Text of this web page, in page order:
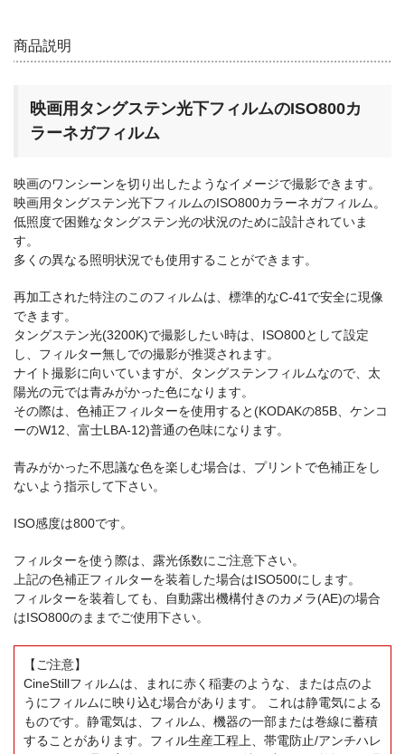
English introduction
b
o
商品説明
映画用タングステン光下フィルムのISO800カ
ラーネガフィルム
映画のワンシーンを切り出したようなイメージで撮影できます。
映画用タングステン光下フィルムのISO800カラーネガフィルム。
低照度で困難なタングステン光の状況のために設計されていま
す。
多くの異なる照明状況でも使用することができます。
再加工された特注のこのフィルムは、標準的なC-41で安全に現像
できます。
タングステン光(3200K)で撮影したい時は、ISO800として設定
し、フィルター無しでの撮影が推奨されます。
ナイト撮影に向いていますが、タングステンフィルムなので、太
陽光の元では青みがかった色になります。
その際は、色補正フィルターを使用すると(KODAKの85B、ケンコ
ーのW12、富士LBA-12)普通の色味になります。
青みがかった不思議な色を楽しむ場合は、プリントで色補正をし
ないよう指示して下さい。
ISO感度は800です。
フィルターを使う際は、露光係数にご注意下さい。
上記の色補正フィルターを装着した場合はISO500にします。
フィルターを装着しても、自動露出機構付きのカメラ(AE)の場合
はISO800のままでご使用下さい。
【ご注意】
CineStillフィルムは、まれに赤く稲妻のような、または点のよ
うにフィルムに映り込む場合があります。 これは静電気による
ものです。静電気は、フィルム、機器の一部または巻線に蓄積
することがあります。フィル生産工程上、帯電防止/アンチハレ